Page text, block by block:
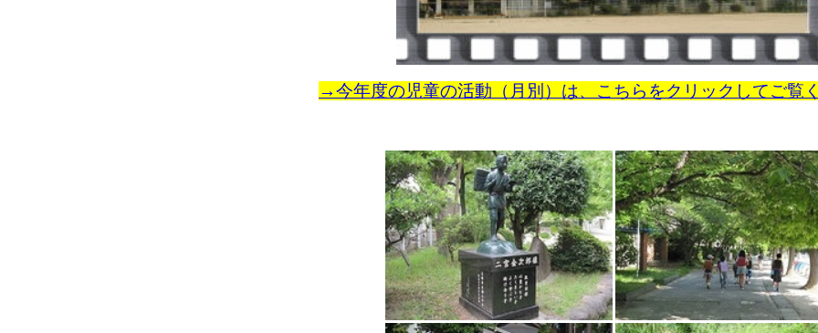
→今年度の児童の活動（月別）は、こちらをクリックしてご覧